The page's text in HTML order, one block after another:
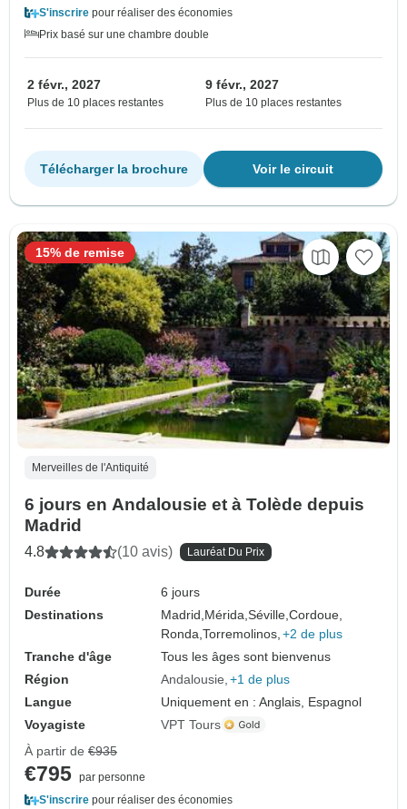
S'inscrire pour réaliser des économies
Prix basé sur une chambre double
2 févr., 2027
Plus de 10 places restantes
9 févr., 2027
Plus de 10 places restantes
Voir le circuit
Télécharger la brochure
Merveilles de l'Antiquité
6 jours en Andalousie et à Tolède depuis
Madrid
4.8 (10 avis) Lauréat Du Prix
Durée
6 jours
Destinations
Madrid, Mérida,Séville,Cordoue,
Ronda,Torremolinos, +2 de plus
Tranche d'âge
Tous les âges sont bienvenus
Région
Andalousie +1 de plus
Langue
Uniquement en : Anglais, Espagnol
Voyagiste
VPT Tours
15% de remise
À partir de €935
€795 par personne
S'inscrire pour réaliser des économies